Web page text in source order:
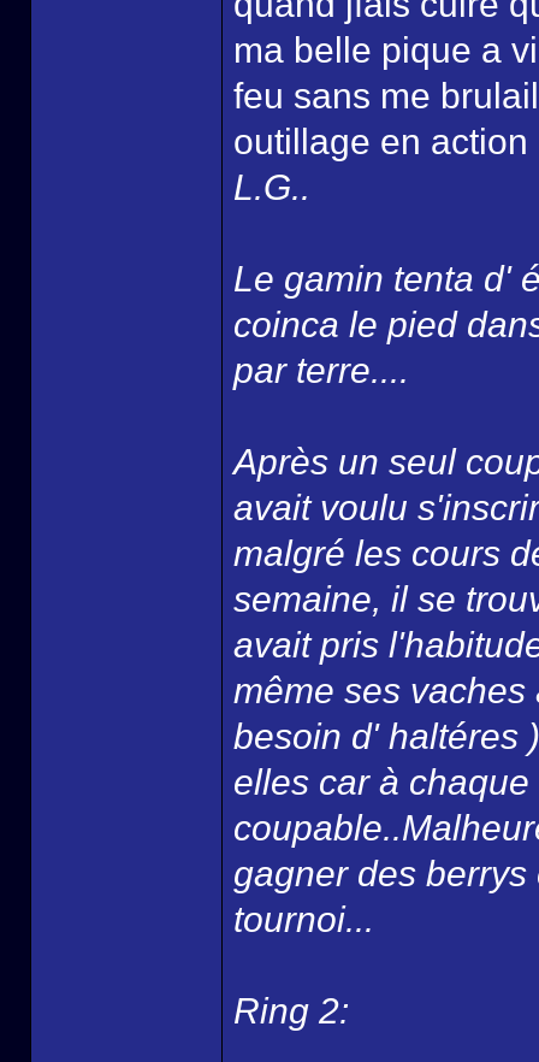
ma belle pique a
feu sans me
outillage en
L.G..
Le gamin tenta d'
coinca le pied
par terre....
Après un seul
avait voulu
malgré les cours
semaine, il se
avait pris
même ses
besoin d' haltéres
elles car à
gagner des
tournoi...
Ring 2: